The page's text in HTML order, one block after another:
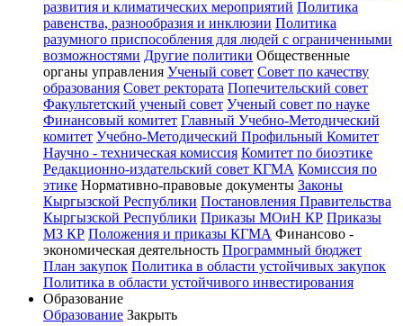
развития и климатических мероприятий Политика
равенства, разнообразия и инклюзии Политика
разумного приспособления для людей с ограниченными
возможностями Другие политики Общественные
органы управления Ученый совет Совет по качеству
образования Совет ректората Попечительский совет
Факультетский ученый совет Ученый совет по науке
Финансовый комитет Главный Учебно-Методический
комитет Учебно-Методический Профильный Комитет
Научно - техническая комиссия Комитет по биоэтике
Редакционно-издательский совет КГМА Комиссия по
этике Нормативно-правовые документы Законы
Кыргызской Республики Постановления Правительства
Кыргызской Республики Приказы МОиН КР Приказы
МЗ КР Положения и приказы КГМА Финансово -
экономическая деятельность Программный бюджет
План закупок Политика в области устойчивых закупок
Политика в области устойчивого инвестирования
Образование
Образование Закрыть